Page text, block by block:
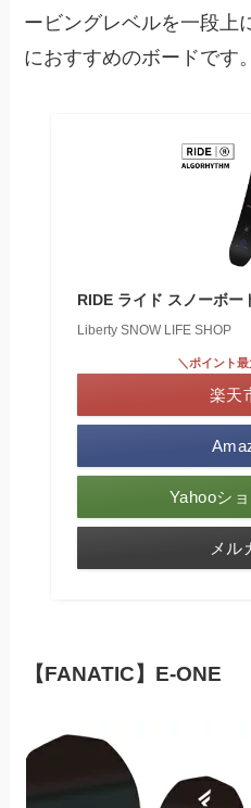
ービングレベルを一段上
におすすめのボードです。
RIDE ライド スノーボー
Liberty SNOW LIFE SHOP
＼ポイント
楽天
Yahooシ
メル
【FANATIC】E-ONE